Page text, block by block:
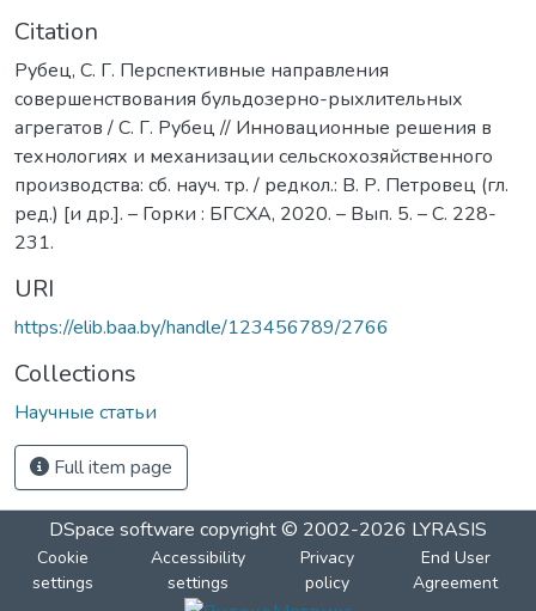
Citation
Рубец, С. Г. Перспективные направления
совершенствования бульдозерно-рыхлительных
агрегатов / С. Г. Рубец // Инновационные решения в
технологиях и механизации сельскохозяйственного
производства: сб. науч. тр. / редкол.: В. Р. Петровец (гл.
ред.) [и др.]. – Горки : БГСХА, 2020. – Вып. 5. – С. 228-
231.
URI
https://elib.baa.by/handle/123456789/2766
Collections
Научные статьи
Full item page
DSpace software copyright © 2002-2026 LYRASIS
Cookie
settings
Accessibility
settings
Privacy
policy
End User
Agreement